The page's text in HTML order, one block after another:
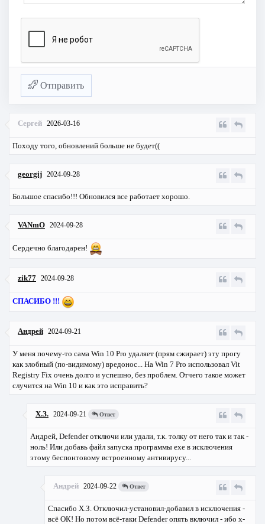
Отправить
Сергей 2026-03-16
Походу того, обновлений больше не будет((
georgij 2024-09-28
Большое спасибо!!! Обновился все работает хорошо.
VANmO 2024-09-28
Сердечно благодарен!
zik77 2024-09-28
СПАСИБО !!!
Андрей 2024-09-21
У меня почему-то сама Win 10 Pro удаляет (прям сжирает) эту прогу
как злобный (по-видимому) вредонос... На Win 7 Pro использовал Vit
Registry Fix очень долго и успешно, без проблем. Отчего такое может
случится на Win 10 и как это исправить?
Х.З. 2024-09-21 Ответ
Андрей, Defender отключи или удали, т.к. толку от него так и так -
ноль! Или добавь файл запуска программы exe в исключения
этому беспонтовому встроенному антивирусу...
Андрей 2024-09-22 Ответ
Спасибо Х.З. Отключил-установил-добавил в исключения -
всё ОК! Но потом всё-таки Defender опять включил - ибо х-